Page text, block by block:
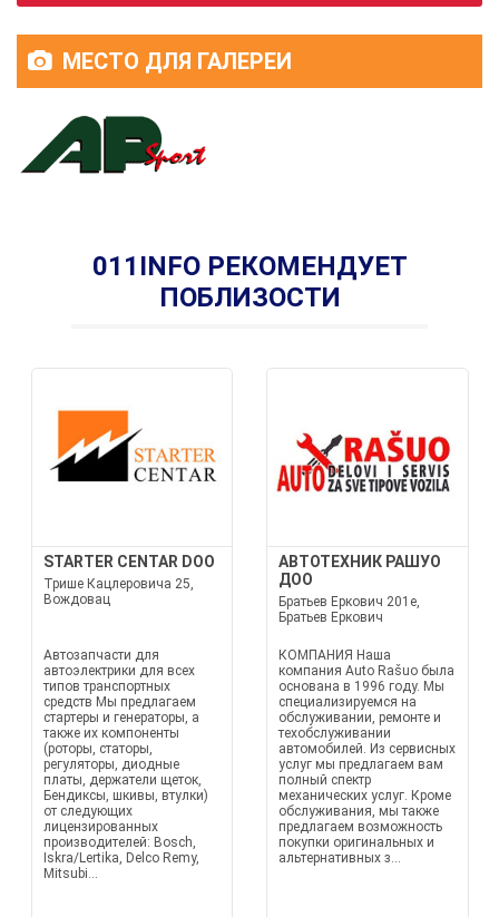
МЕСТО ДЛЯ ГАЛЕРЕИ
011INFO РЕКОМЕНДУЕТ
ПОБЛИЗОСТИ
STARTER CENTAR DOO
Трише Кацлеровича 25,
Вождовац
Автозапчасти для
автоэлектрики для всех
типов транспортных
средств Мы предлагаем
стартеры и генераторы, а
также их компоненты
(роторы, статоры,
регуляторы, диодные
платы, держатели щеток,
Бендиксы, шкивы, втулки)
от следующих
лицензированных
производителей: Bosch,
Iskra/Lertika, Delco Remy,
Mitsubi...
АВТОТЕХНИК РАШУО
ДОО
Братьев Еркович 201е,
Братьев Еркович
КОМПАНИЯ Наша
компания Auto Rašuo была
основана в 1996 году. Мы
специализируемся на
обслуживании, ремонте и
техобслуживании
автомобилей. Из сервисных
услуг мы предлагаем вам
полный спектр
механических услуг. Кроме
обслуживания, мы также
предлагаем возможность
покупки оригинальных и
альтернативных з...